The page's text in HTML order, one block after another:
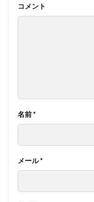
コメント
名前*
メール*